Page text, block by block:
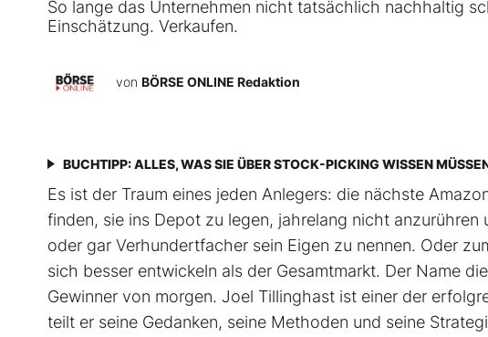
So lange das Unternehmen nicht tatsächlich nachhaltig
Einschätzung. Verkaufen.
von BÖRSE ONLINE Redaktion
BUCHTIPP: ALLES, WAS SIE ÜBER STOCK-PICKING WISSEN
Es ist der Traum eines jeden Anlegers: die nächste
finden, sie ins Depot zu legen, jahrelang nicht
oder gar Verhundertfacher sein Eigen zu nennen. Oder
sich besser entwickeln als der Gesamtmarkt. Der Name
Gewinner von morgen. Joel Tillinghast ist einer der
teilt er seine Gedanken, seine Methoden und seine